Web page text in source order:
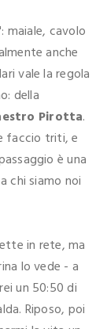
maiale, cavolo
anche
vale la regola
della
Pirotta.
faccio triti, e
è una
chi siamo noi
in rete, ma
lo vede - a
un 50:50 di
Riposo, poi